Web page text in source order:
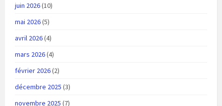
juin 2026(10)
mai 2026(5)
avril 2026(4)
mars 2026(4)
février 2026(2)
décembre 2025 (3)
novembre 2025 (7)